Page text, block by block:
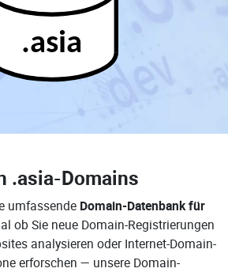
.asia
.asia-Domains
umfassende Domain-Datenbank für
ob Sie neue Domain-Registrierungen
analysieren oder Internet-Domain-
erforschen — unsere Domain-